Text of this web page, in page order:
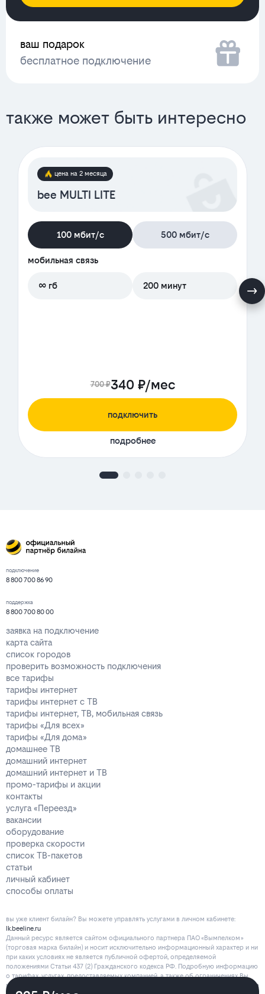
ваш подарок
бесплатное подключение
также может быть интересно
цена на 2 месяца
bee MULTI LITE
100 мбит/с 500 мбит/с
мобильная связь
∞ гб 200 минут
700 ₽340 ₽/мес
подключить
подробнее
подключение
8 800 700 86 90
поддержка
8 800 700 80 00
заявка на подключение
карта сайта
список городов
проверить возможность подключения
все тарифы
тарифы интернет
тарифы интернет с ТВ
тарифы интернет, ТВ, мобильная связь
тарифы «Для всех»
тарифы «Для дома»
домашнее ТВ
домашний интернет
домашний интернет и ТВ
промо-тарифы и акции
контакты
услуга «Переезд»
вакансии
оборудование
проверка скорости
список ТВ-пакетов
статьи
личный кабинет
способы оплаты
вы уже клиент билайн? Вы можете управлять услугами в личнoм кaбинeтe:
lk.beeline.ru
Данный ресурс является сайтом официального партнера ПАО «Вымпелком»
(торговая марка билайн) и носит исключительно информационный характер и ни
при каких условиях не является публичной офертой, определяемой
положениями Статьи 437 (2) Гражданского кодекса РФ. Подробную информацию
о тарифах, услугах, предоставляемых компанией, а также об ограничениях Вы
можете уточнить на сайте www.beeline.ru и по телефону
Политика